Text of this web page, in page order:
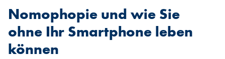
Nomophopie und wie Sie
ohne Ihr Smartphone leben
können